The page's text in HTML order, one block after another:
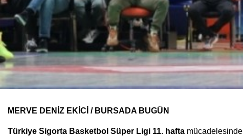
MERVE DENİZ EKİCİ / BURSADA BUGÜN
Türkiye Sigorta Basketbol Süper Ligi 11. hafta mücadelesinde